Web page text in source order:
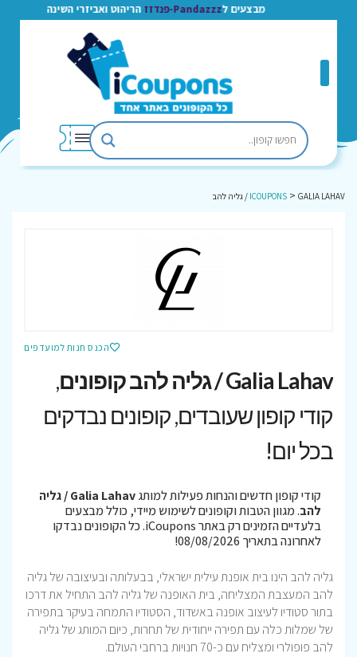
מבצעים לPandazzz-פנדזז הריהוט ואביזרי השינה
ICOUPONS > GALIA LAHAV / גליה להב
הכנס חנות למועדפים
Galia Lahav / גליה להב קופונים
,
קודי קופון שעובדים, קופונים נבדקים
בכל יום!
קודי קופון חדשים והנחות פעילות למותג
Galia Lahav / גליה
להב. מגוון הטבות וקופונים לשימוש מיידי, כולל מבצעים
בלעדיים הזמינים רק באתר iCoupons. כל הקופונים נבדקו
לאחרונה בתאריך 08/08/2026!
גליה להב הינו בית אופנת עילית ישראלי, בבעלותה ובעיצובה של גליה
להב המעצבת המצליחה, בית האופנה של גליה להב התחיל את דרכו
בתור סטודיו לעיצוב אופנה באשדוד, הסטודיו התמחה בעיקר בתפירה
של שמלות כלה עם תפירה ייחודית של תחרות, כיום המותג של גליה
להב פופולרי ומצליח עם כ-70 חנויות ברחבי העולם.